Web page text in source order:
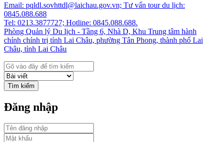
Email: pqldl.sovhttdl@laichau.gov.vn; Tư vấn tour du lịch:
0845.088.688
Tel: 0213.3877727; Hotline: 0845.088.688.
Phòng Quản lý Du lịch - Tầng 6, Nhà D, Khu Trung tâm hành
chính chính trị tỉnh Lai Châu, phường Tân Phong, thành phố Lai
Châu, tỉnh Lai Châu
Tìm kiếm
Đăng nhập